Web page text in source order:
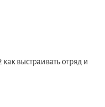
выстраивать отряд и